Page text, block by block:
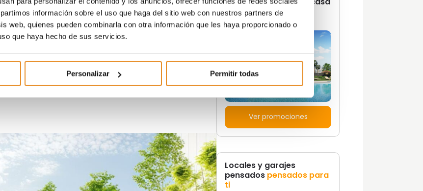
información sobre el uso que haga del sitio web con nuestros partners de
web, quienes pueden combinarla con otra información que les haya proporcionado o
que haya hecho de sus servicios.
Personalizar Permitir todas
de muebles es clave para optimizar el espacio
de unsofá esquineroque se ajuste perfectamente a
forma de L es ideal para maximizar cada centímetro
al máximo de tu espacio al aire libre sin sacrificar
con un estilo de vida
propio?
Ver promociones
Locales y garajes
pensados pensados para
ti